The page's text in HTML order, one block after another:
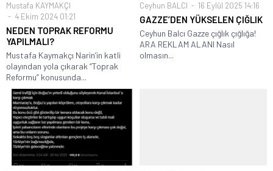
Mustafa KAYMAKÇI
4 Ekim 2024 01:21
NEDEN TOPRAK REFORMU
YAPILMALI?
Mustafa Kaymakçı Narin’in katli
olayından yola çıkarak “Toprak
Reformu” konusunda...
Ceyhun BALCI 16 Eylül 2025 14:16
GAZZE’DEN YÜKSELEN ÇIĞLIK
Ceyhun Balcı Gazze çığlık çığlığa!
ARA REKLAM ALANI Nasıl
olmasın...